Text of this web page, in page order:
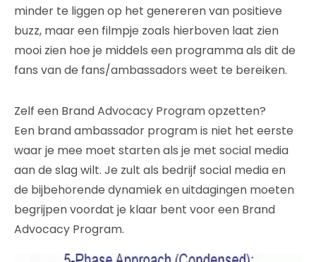
minder te liggen op het genereren van positieve
buzz, maar een filmpje zoals hierboven laat zien
mooi zien hoe je middels een programma als dit de
fans van de fans/ambassadors weet te bereiken.
Zelf een Brand Advocacy Program opzetten?
Een brand ambassador program is niet het eerste
waar je mee moet starten als je met social media
aan de slag wilt. Je zult als bedrijf social media en
de bijbehorende dynamiek en uitdagingen moeten
begrijpen voordat je klaar bent voor een Brand
Advocacy Program.